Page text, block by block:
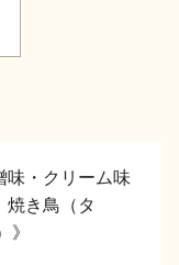
味・クリーム味
焼き鳥（タ